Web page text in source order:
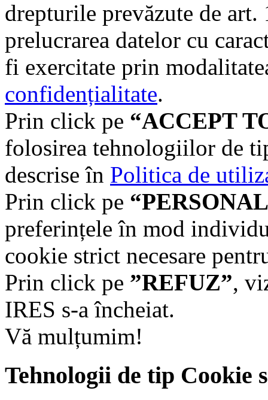
drepturile prevăzute de
prelucrarea datelor cu
fi exercitate prin
confidențialitate.
Prin click pe “ACCEPT
folosirea tehnologiilor de
descrise în Politica de
Prin click pe
preferințele în mod
cookie strict necesare
Prin click pe ”REFUZ”,
IRES s-a încheiat.
Vă mulțumim!
Tehnologii de tip Cookie